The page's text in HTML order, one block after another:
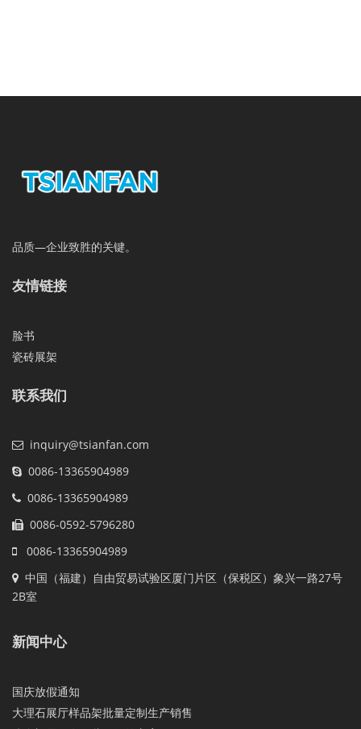
品质—企业致胜的关键。
友情链接
脸书
瓷砖展架
联系我们
inquiry@tsianfan.com
0086-13365904989
0086-13365904989
0086-0592-5796280
0086-13365904989
中国（福建）自由贸易试验区厦门片区（保税区）象兴一路27号
2B室
新闻中心
国庆放假通知
大理石展厅样品架批量定制生产销售